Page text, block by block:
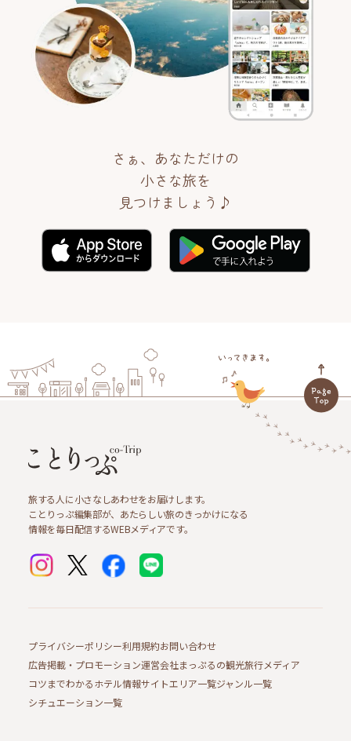
さぁ、あなただけの
小さな旅を
見つけましょう♪
旅する人に小さなしあわせをお届けします。
ことりっぷ編集部が、あたらしい旅のきっかけになる
情報を毎日配信するWEBメディアです。
プライバシーポリシー利用規約お問い合わせ
広告掲載・プロモーション運営会社まっぷるの観光旅行メディア
コツまでわかるホテル情報サイトエリア一覧ジャンル一覧
シチュエーション一覧